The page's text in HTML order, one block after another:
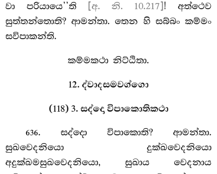
වා පරියායෙ’’ති
[අ. නි. 10.217] ! අත්ථෙව
සුත්තන්තොති? ආමන්තා. තෙන හි සබ්බං කම්මං
සවිපාකන්ති.
කම්මකථා නිට්ඨිතා.
12. ද්වාදසමවග්ගො
(118) 3. සද්දො විපාකොතිකථා
636. සද්දො විපාකොති? ආමන්තා.
සුඛවෙදනියො දුක්ඛවෙදනියො
අදුක්ඛමසුඛවෙදනියො, සුඛාය වෙදනාය